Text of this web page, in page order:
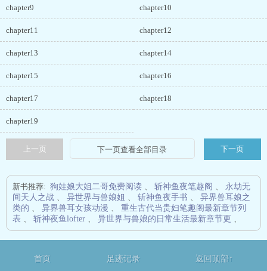
chapter9 chapter10
chapter11 chapter12
chapter13 chapter14
chapter15 chapter16
chapter17 chapter18
chapter19
上一页 下一页
新书推荐: 狗娃娘大姐二哥免费阅读 、 斩神鱼夜笔趣阁 、
永劫无
间天人之战 、 异世界与兽娘姐 、 斩神鱼夜手书 、
异界兽耳娘之
类的 、 异界兽耳女孩动漫 、
重生古代当贵妇笔趣阁最新章节列
表 、 斩神夜鱼lofter 、 异世界与兽娘的日常生活最新章节更 、
首页 足迹记录 返回顶部↑